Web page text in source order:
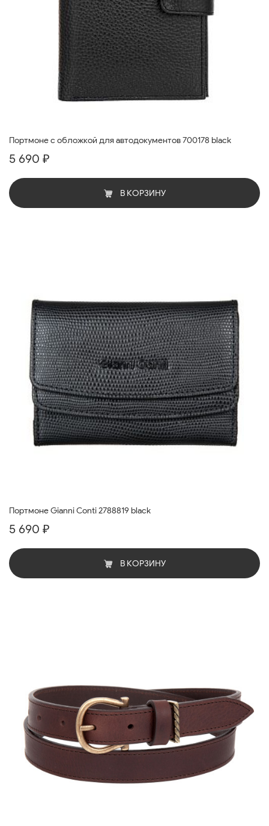
Портмоне с обложкой для автодокументов 700178 black
5 690 ₽
В КОРЗИНУ
Портмоне Gianni Conti 2788819 black
5 690 ₽
В КОРЗИНУ